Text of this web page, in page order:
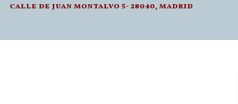
calle de juan montalvo 5- 28040, madrid